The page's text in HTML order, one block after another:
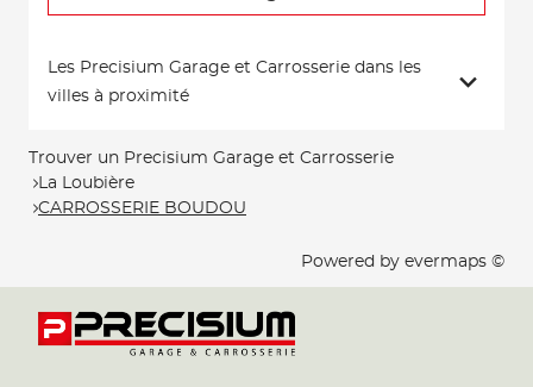
Les Precisium Garage et Carrosserie dans les
villes à proximité
Trouver un Precisium Garage et Carrosserie
La Loubière
CARROSSERIE BOUDOU
Powered by evermaps ©